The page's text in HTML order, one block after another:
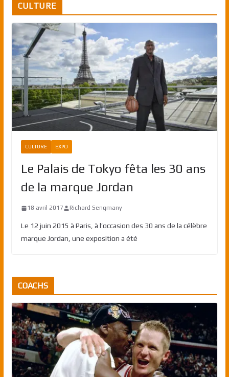
CULTURE
CULTURE EXPO
Le Palais de Tokyo fêta les 30 ans
de la marque Jordan
18 avril 2017 Richard Sengmany
Le 12 juin 2015 à Paris, à l’occasion des 30 ans de la célèbre
marque Jordan, une exposition a été
COACHS